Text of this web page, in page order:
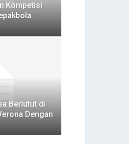
Kompetisi
Berlutut di
Dengan